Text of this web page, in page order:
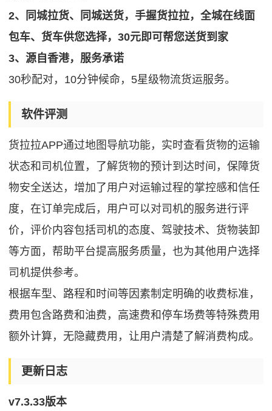
2、同城拉货、同城送货，手握货拉拉，全城在线面
包车、货车供您选择，30元即可帮您送货到家
3、源自香港，服务承诺
30秒配对，10分钟候命，5星级物流货运服务。
软件评测
货拉拉APP通过地图导航功能，实时查看货物的运输
状态和司机位置，了解货物的预计到达时间，保障货
物安全送达，增加了用户对运输过程的掌控感和信任
度，在订单完成后，用户可以对司机的服务进行评
价，评价内容包括司机的态度、驾驶技术、货物装卸
等方面，帮助平台提高服务质量，也为其他用户选择
司机提供参考。
根据车型、路程和时间等因素制定明确的收费标准，
费用包含路费和油费，高速费和停车场费等特殊费用
额外计算，无隐藏费用，让用户清楚了解消费构成。
更新日志
v7.3.33版本